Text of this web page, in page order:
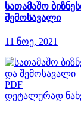
სათამაშო
შემოსავალი
11 ნოე, 2021
PDF
დეტალურად